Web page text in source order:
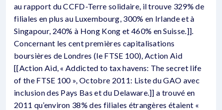
au rapport du CCFD-Terre solidaire, il trouve 329% de
filiales en plus au Luxembourg, 300% en Irlande et à
Singapour, 240% à Hong Kong et 460% en Suisse.]].
Concernant les cent premières capitalisations
boursières de Londres (le FTSE 100), Action Aid
[[Action Aid, « Addicted to tax havens: The secret life
of the FTSE 100 », Octobre 2011: Liste du GAO avec
inclusion des Pays Bas et du Delaware.]] a trouvé en
2011 qu’environ 38% des filiales étrangères étaient «